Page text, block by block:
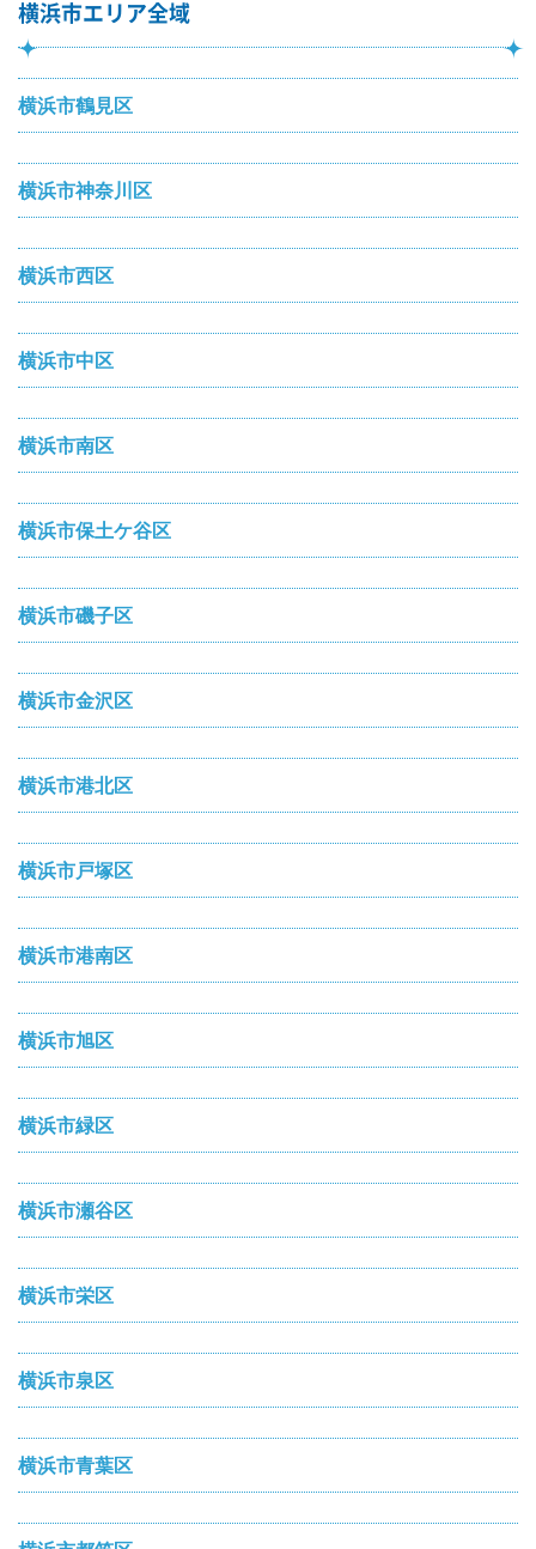
横浜市エリア全域
横浜市鶴見区
横浜市神奈川区
横浜市西区
横浜市中区
横浜市南区
横浜市保土ケ谷区
横浜市磯子区
横浜市金沢区
横浜市港北区
横浜市戸塚区
横浜市港南区
横浜市旭区
横浜市緑区
横浜市瀬谷区
横浜市栄区
横浜市泉区
横浜市青葉区